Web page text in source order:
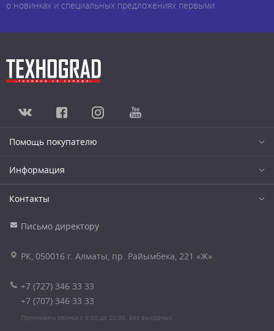
о новинках и специальных предложениях первыми
Помощь покупателю
Информация
Контакты
Письмо директору
РК, 050016 г. Алматы, пр. Райымбека, 221 «Ж»
+7 (727) 346 33 33
+7 (707) 346 33 33
Принимаем звонки с 9.00 до 20.00. Без выходных.